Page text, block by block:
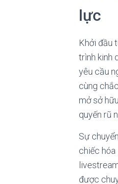
lực
Khởi đầu
trình kinh
yêu cầu
cùng
mở sở
quyến rũ
Sự
chiếc hóa
được